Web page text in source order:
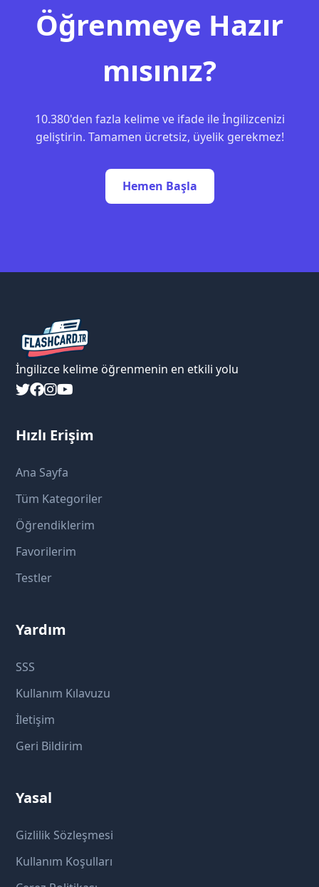
Öğrenmeye Hazır
mısınız?
10.380'den fazla kelime ve ifade ile İngilizcenizi
geliştirin. Tamamen ücretsiz, üyelik gerekmez!
Hemen Başla
İngilizce kelime öğrenmenin en etkili yolu
Hızlı Erişim
Ana Sayfa
Tüm Kategoriler
Öğrendiklerim
Favorilerim
Testler
Yardım
SSS
Kullanım Kılavuzu
İletişim
Geri Bildirim
Yasal
Gizlilik Sözleşmesi
Kullanım Koşulları